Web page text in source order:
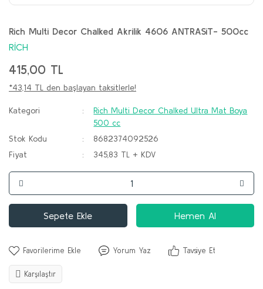
Rich Multi Decor Chalked Akrilik 4606 ANTRASiT- 500cc
RİCH
415,00 TL
*43,14 TL den başlayan taksitlerle!
Kategori
Rich Multi Decor Chalked Ultra Mat Boya
500 cc
Stok Kodu
8682374092526
Fiyat
345,83 TL + KDV
Sepete Ekle Hemen Al
Yorum Yaz Tavsiye Et
Karşılaştır